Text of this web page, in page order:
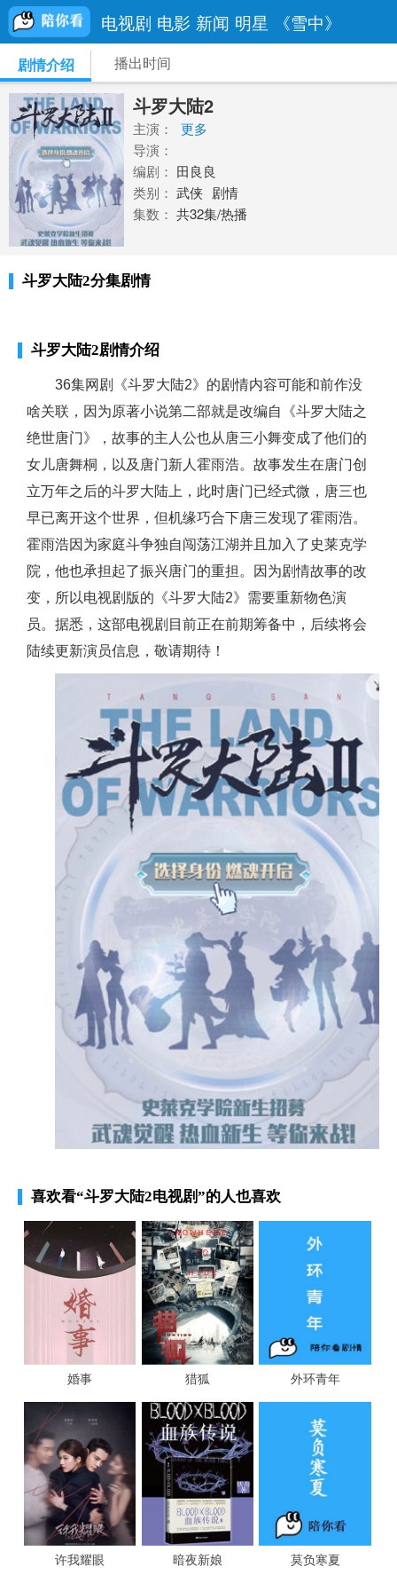
电视剧 电影 新闻 明星 《雪中》
剧情介绍 播出时间
斗罗大陆2
主演：
更多
导演：
编剧： 田良良
类别： 武侠 剧情
集数： 共32集/热播
斗罗大陆2分集剧情
斗罗大陆2剧情介绍
36集网剧《斗罗大陆2》的剧情内容可能和前作没
啥关联，因为原著小说第二部就是改编自《斗罗大陆之
绝世唐门》，故事的主人公也从唐三小舞变成了他们的
女儿唐舞桐，以及唐门新人霍雨浩。故事发生在唐门创
立万年之后的斗罗大陆上，此时唐门已经式微，唐三也
早已离开这个世界，但机缘巧合下唐三发现了霍雨浩。
霍雨浩因为家庭斗争独自闯荡江湖并且加入了史莱克学
院，他也承担起了振兴唐门的重担。因为剧情故事的改
变，所以电视剧版的《斗罗大陆2》需要重新物色演
员。据悉，这部电视剧目前正在前期筹备中，后续将会
陆续更新演员信息，敬请期待！
喜欢看“斗罗大陆2电视剧”的人也喜欢
婚事 猎狐 外环青年
许我耀眼 暗夜新娘 莫负寒夏